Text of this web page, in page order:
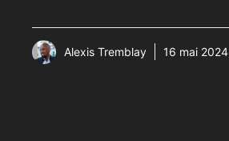
Alexis Tremblay 16 mai 2024